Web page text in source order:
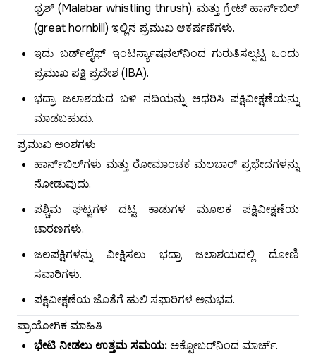
ಥ್ರಶ್ (Malabar whistling thrush), ಮತ್ತು ಗ್ರೇಟ್ ಹಾರ್ನ್‌ಬಿಲ್
(great hornbill) ಇಲ್ಲಿನ ಪ್ರಮುಖ ಆಕರ್ಷಣೆಗಳು.
ಇದು ಬರ್ಡ್‌ಲೈಫ್ ಇಂಟರ್ನ್ಯಾಷನಲ್‌ನಿಂದ ಗುರುತಿಸಲ್ಪಟ್ಟ ಒಂದು
ಪ್ರಮುಖ ಪಕ್ಷಿ ಪ್ರದೇಶ (IBA).
ಭದ್ರಾ ಜಲಾಶಯದ ಬಳಿ ನದಿಯನ್ನು ಆಧರಿಸಿ ಪಕ್ಷಿವೀಕ್ಷಣೆಯನ್ನು
ಮಾಡಬಹುದು.
ಪ್ರಮುಖ ಅಂಶಗಳು
ಹಾರ್ನ್‌ಬಿಲ್‌ಗಳು ಮತ್ತು ರೋಮಾಂಚಕ ಮಲಬಾರ್ ಪ್ರಭೇದಗಳನ್ನು
ನೋಡುವುದು.
ಪಶ್ಚಿಮ ಘಟ್ಟಗಳ ದಟ್ಟ ಕಾಡುಗಳ ಮೂಲಕ ಪಕ್ಷಿವೀಕ್ಷಣೆಯ
ಚಾರಣಗಳು.
ಜಲಪಕ್ಷಿಗಳನ್ನು ವೀಕ್ಷಿಸಲು ಭದ್ರಾ ಜಲಾಶಯದಲ್ಲಿ ದೋಣಿ
ಸವಾರಿಗಳು.
ಪಕ್ಷಿವೀಕ್ಷಣೆಯ ಜೊತೆಗೆ ಹುಲಿ ಸಫಾರಿಗಳ ಅನುಭವ.
ಪ್ರಾಯೋಗಿಕ ಮಾಹಿತಿ
ಭೇಟಿ ನೀಡಲು ಉತ್ತಮ ಸಮಯ:ಅಕ್ಟೋಬರ್‌ನಿಂದ ಮಾರ್ಚ್.